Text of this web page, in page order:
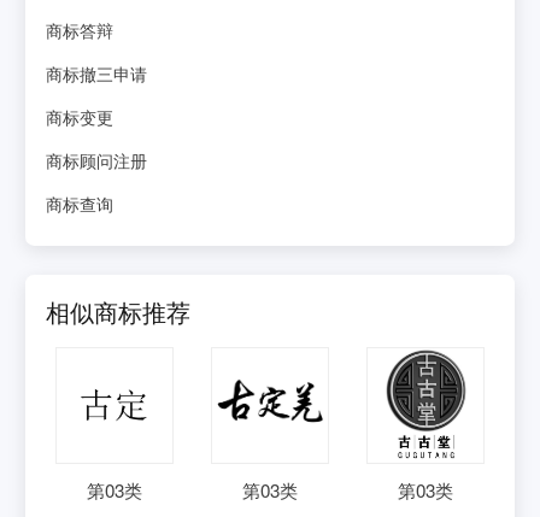
商标答辩
商标撤三申请
商标变更
商标顾问注册
商标查询
相似商标推荐
第03类 第03类 第03类